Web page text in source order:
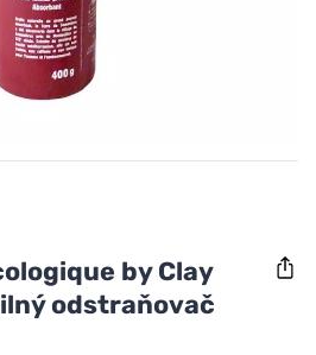
by Clay
odstraňovač